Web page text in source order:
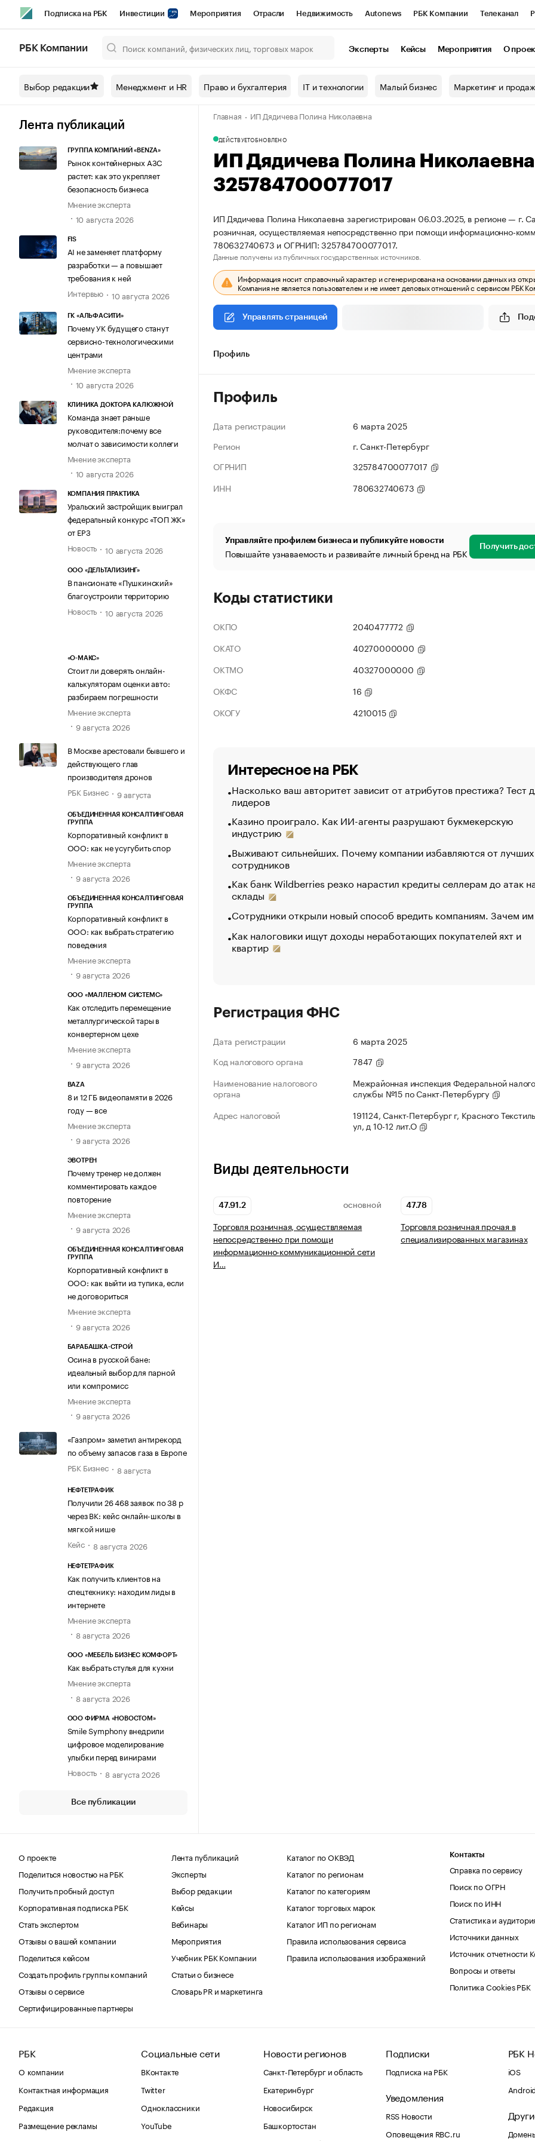
Подписка на РБК Инвестиции Мероприятия Отрасли Недвижимость Autonews РБК Компании Телеканал
Спецпроекты СПб Конференции СПб Спецпроекты Проверка контрагентов
Технологии и медиа Рынок наличной валюты
РБК Компании Эксперты Кейсы Мероприятия О
Выбор редакции Менеджмент и HR Право и бухгалтерия IT и технологии Малый бизнес Маркетинг и
Лента публикаций
ГРУППА КОМПАНИЙ «BENZA»
Рынок контейнерных АЗС
растет: как это укрепляет
безопасность бизнеса
Мнение эксперта
10 августа 2026
FIS
AI не заменяет платформу
разработки — а повышает
требования к ней
Интервью
10 августа 2026
ГК «АЛЬФАСИТИ»
Почему УК будущего станут
сервисно-технологическими
центрами
Мнение эксперта
10 августа 2026
КЛИНИКА ДОКТОРА КАЛЮЖНОЙ
Команда знает раньше
руководителя:почему все
молчат о зависимости коллеги
Мнение эксперта
10 августа 2026
КОМПАНИЯ ПРАКТИКА
Уральский застройщик выиграл
федеральный конкурс «ТОП ЖК»
от ЕРЗ
Новость
10 августа 2026
ООО «ДЕЛЬТАЛИЗИНГ»
В пансионате «Пушкинский»
благоустроили территорию
Новость
10 августа 2026
«О-МАКС»
Стоит ли доверять онлайн-
калькуляторам оценки авто:
разбираем погрешности
Мнение эксперта
9 августа 2026
В Москве арестовали бывшего и
действующего глав
производителя дронов
РБК Бизнес
9 августа
ОБЪЕДИНЕННАЯ КОНСАЛТИНГОВАЯ
ГРУППА
Корпоративный конфликт в
ООО: как не усугубить спор
Мнение эксперта
9 августа 2026
ОБЪЕДИНЕННАЯ КОНСАЛТИНГОВАЯ
ГРУППА
Корпоративный конфликт в
ООО: как выбрать стратегию
поведения
Мнение эксперта
9 августа 2026
ООО «МАЛЛЕНОМ СИСТЕМС»
Как отследить перемещение
металлургической тары в
конвертерном цехе
Мнение эксперта
9 августа 2026
BAZA
8 и 12 ГБ видеопамяти в 2026
году — все
Мнение эксперта
9 августа 2026
ЭВОТРЕН
Почему тренер не должен
комментировать каждое
повторение
Мнение эксперта
9 августа 2026
ОБЪЕДИНЕННАЯ КОНСАЛТИНГОВАЯ
ГРУППА
Корпоративный конфликт в
ООО: как выйти из тупика, если
не договориться
Мнение эксперта
9 августа 2026
БАРАБАШКА-СТРОЙ
Осина в русской бане:
идеальный выбор для парной
или компромисс
Мнение эксперта
9 августа 2026
«Газпром» заметил антирекорд
по объему запасов газа в Европе
РБК Бизнес
8 августа
НЕФТЕТРАФИК
Получили 26 468 заявок по 38 р
через ВК: кейс онлайн-школы в
мягкой нише
Кейс
8 августа 2026
НЕФТЕТРАФИК
Как получить клиентов на
спецтехнику: находим лиды в
интернете
Мнение эксперта
8 августа 2026
ООО «МЕБЕЛЬ БИЗНЕС КОМФОРТ»
Как выбрать стулья для кухни
Мнение эксперта
8 августа 2026
ООО ФИРМА «НОВОСТОМ»
Smile Symphony внедрили
цифровое моделирование
улыбки перед винирами
Новость
8 августа 2026
Все публикации
Главная ИП Дядичева Полина Николаевна
ДЕЙСТВУЕТОБНОВЛЕНО
ИП Дядичева Полина
325784700077017
ИП Дядичева Полина Николаевна зарегистрирован 06.03.2025, в регионе — г.
розничная, осуществляемая непосредственно при помощи информационно-
780632740673 и ОГРНИП: 325784700077017.
Данные получены из публичных государственных источников.
Информация носит справочный характер и сгенерирована на основании данных из
Компания не является пользователем и не имеет деловых отношений с сервисом РБК
Управлять страницей
Профиль
Профиль
Дата регистрации
6 марта 2025
Регион
г. Санкт-Петербург
ОГРНИП
325784700077017
ИНН
780632740673
Управляйте профилем бизнеса и публикуйте новости
Повышайте узнаваемость и развивайте личный бренд на РБК Получить
Коды статистики
ОКПО
2040477772
ОКАТО
40270000000
ОКТМО
40327000000
ОКФС
16
ОКОГУ
4210015
Интересное на РБК
Насколько ваш авторитет зависит от атрибутов престижа? Тест
лидеров
Казино проиграло. Как ИИ-агенты разрушают букмекерскую
индустрию
Выживают сильнейших. Почему компании избавляются от лучших
сотрудников
Как банк Wildberries резко нарастил кредиты селлерам до атак
склады
Сотрудники открыли новый способ вредить компаниям. Зачем
Как налоговики ищут доходы неработающих покупателей яхт и
квартир
Регистрация ФНС
Дата регистрации
6 марта 2025
Код налогового органа
7847
Наименование налогового
органа
Межрайонная инспекция Федеральной
службы №15 по Санкт-Петербургу
Адрес налоговой
191124, Санкт-Петербург г, Красного
ул, д 10-12 лит.О
Виды деятельности
47.91.2 ОСНОВНОЙ
Торговля розничная, осуществляемая
непосредственно при помощи
информационно-коммуникационной сети
И…
47.78
Торговля розничная прочая в
специализированных магазинах
О проекте
Поделиться новостью на РБК
Получить пробный доступ
Корпоративная подписка РБК
Стать экспертом
Отзывы о вашей компании
Поделиться кейсом
Создать профиль группы компаний
Отзывы о сервисе
Сертифицированные партнеры
Лента публикаций
Эксперты
Выбор редакции
Кейсы
Вебинары
Мероприятия
Учебник РБК Компании
Статьи о бизнесе
Словарь PR и маркетинга
Каталог по ОКВЭД
Каталог по регионам
Каталог по категориям
Каталог торговых марок
Каталог ИП по регионам
Правила использования сервиса
Правила использования изображений
Контакты
Справка по сервису
Поиск по ОГРН
Поиск по ИНН
Статистика и
Источники данных
Источник отчетности
Вопросы и ответы
Политика Cookies РБК
РБК
О компании
Контактная информация
Редакция
Размещение рекламы
Социальные сети
ВКонтакте
Twitter
Одноклассники
YouTube
Новости регионов
Санкт-Петербург и область
Екатеринбург
Новосибирск
Башкортостан
Подписки
Подписка на РБК
Уведомления
RSS Новости
Оповещения RBC.ru
РБК
iOS